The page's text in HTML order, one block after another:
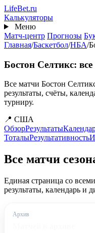
Перейти
к
основному
содержанию
LifeBet.ru
Калькуляторы
Меню
Матч-центр Прогнозы
Главная/Баскетбол/НБА/
Бостон Селтикс: все
Все матчи Бостон
результаты, счёты,
турниру.
📍 США
ОбзорРезультаты
ТоталыРезультативность
Все матчи
Единая страница со
результаты, календарь и
Архив